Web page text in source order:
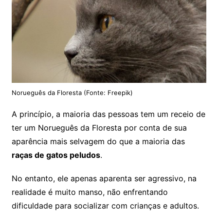
Norueguês da Floresta (Fonte: Freepik)
A princípio, a maioria das pessoas tem um receio de
ter um Norueguês da Floresta por conta de sua
aparência mais selvagem do que a maioria das
raças de gatos peludos.
No entanto, ele apenas aparenta ser agressivo, na
realidade é muito manso, não enfrentando
dificuldade para socializar com crianças e adultos.